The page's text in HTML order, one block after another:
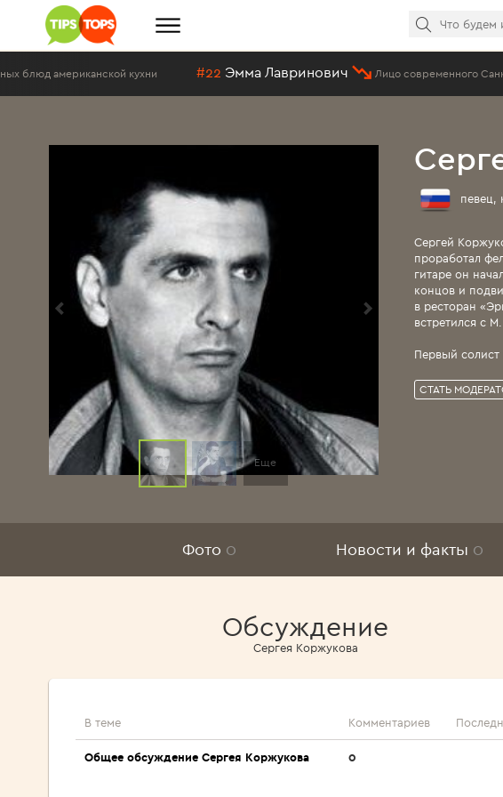
кухни #22 Эмма Лавринович Лицо современного Санкт-
Еще
певец,
Сергей
проработал
гитаре он
концов и
в ресторан
встретился с
Первый солист
СТАТЬ
Фото 0 Новости и факты 0
Обсуждение
Сергея Коржукова
В теме Комментариев
Общее обсуждение Сергея Коржукова 0